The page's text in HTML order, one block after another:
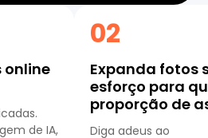
online
de IA,
02
Expanda fotos
esforço para
proporção de
Diga adeus ao